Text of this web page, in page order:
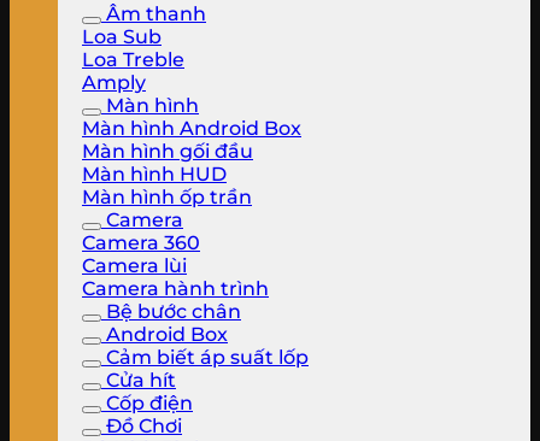
Âm thanh
Loa Sub
Loa Treble
Amply
Màn hình
Màn hình Android Box
Màn hình gối đầu
Màn hình HUD
Màn hình ốp trần
Camera
Camera 360
Camera lùi
Camera hành trình
Bệ bước chân
Android Box
Cảm biết áp suất lốp
Cửa hít
Cốp điện
Đồ Chơi